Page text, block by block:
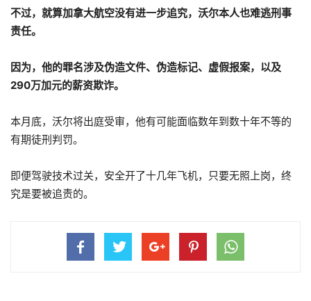
不过，就算加拿大航空没有进一步追究，沃尔本人也难逃刑事
责任。
因为，他的罪名涉及伪造文件、伪造标记、虚假报案，以及
290万加元的薪资欺诈。
本月底，沃尔将出庭受审，他有可能面临数年到数十年不等的
有期徒刑判罚。
即便驾驶技术过关，安全开了十几年飞机，只要无照上岗，终
究是要被追责的。